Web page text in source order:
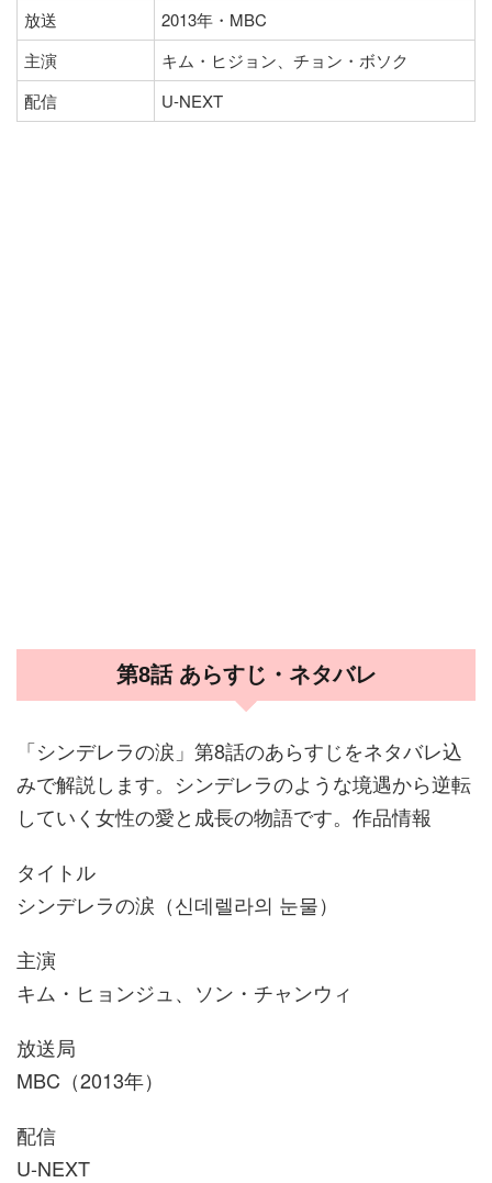
放送
2013年・MBC
主演
キム・ヒジョン、チョン・ボソク
配信
U-NEXT
第8話 あらすじ・ネタバレ
「シンデレラの涙」第8話のあらすじをネタバレ込
みで解説します。シンデレラのような境遇から逆転
していく女性の愛と成長の物語です。作品情報
タイトル
シンデレラの涙（신데렐라의 눈물）
主演
キム・ヒョンジュ、ソン・チャンウィ
放送局
MBC（2013年）
配信
U-NEXT